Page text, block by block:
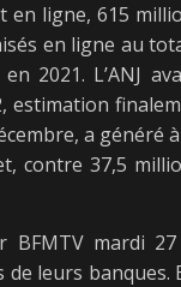
ligne, 615
en ligne au
2021. L’ANJ
estimation
a généré
contre 37,5
BFMTV mardi
leurs